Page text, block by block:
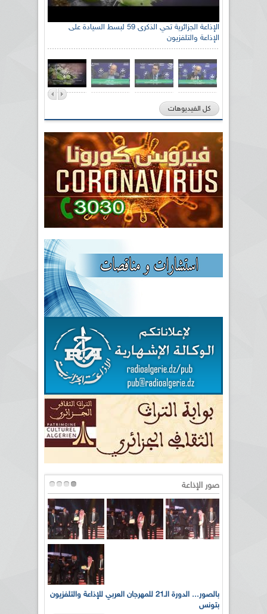
الإذاعة الجزائرية تحي الذكرى 59 لبسط السيادة على
الإذاعة والتلفزيون
كل الفيديوهات
صور الإذاعة
بالصور... الدورة الـ21 للمهرجان العربي للإذاعة والتلفزيون
بتونس